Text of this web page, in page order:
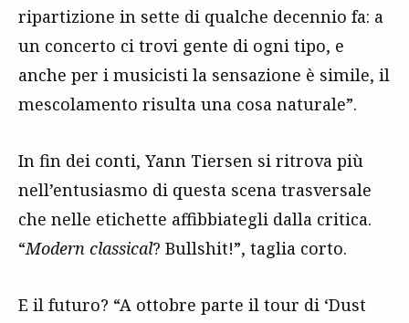
ripartizione in sette di qualche decennio fa: a
un concerto ci trovi gente di ogni tipo, e
anche per i musicisti la sensazione è simile, il
mescolamento risulta una cosa naturale”.
In fin dei conti, Yann Tiersen si ritrova più
nell’entusiasmo di questa scena trasversale
che nelle etichette affibbiategli dalla critica.
“Modern classical? Bullshit!”, taglia corto.
E il futuro? “A ottobre parte il tour di ‘Dust